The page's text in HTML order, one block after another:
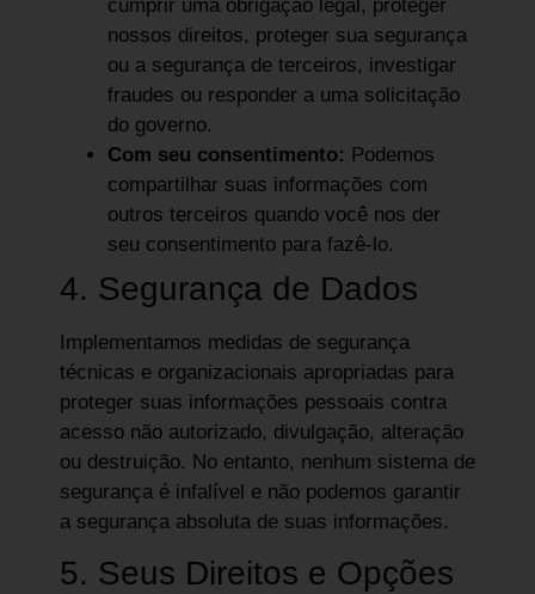
cumprir uma obrigação legal, proteger
nossos direitos, proteger sua segurança
ou a segurança de terceiros, investigar
fraudes ou responder a uma solicitação
do governo.
Com seu consentimento: Podemos
compartilhar suas informações com
outros terceiros quando você nos der
seu consentimento para fazê-lo.
4. Segurança de Dados
Implementamos medidas de segurança
técnicas e organizacionais apropriadas para
proteger suas informações pessoais contra
acesso não autorizado, divulgação, alteração
ou destruição. No entanto, nenhum sistema de
segurança é infalível e não podemos garantir
a segurança absoluta de suas informações.
5. Seus Direitos e Opções